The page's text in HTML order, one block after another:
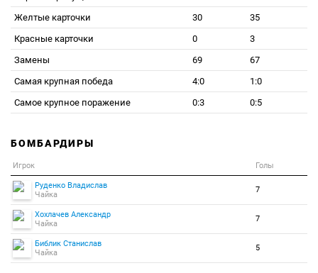
Желтые карточки
30
35
Красные карточки
0
3
Замены
69
67
Самая крупная победа
4:0
1:0
Самое крупное поражение
0:3 0:5
БОМБАРДИРЫ
Игрок Голы
Руденко Владислав
Чайка
7
Хохлачев Александр
Чайка
7
Библик Станислав
Чайка
5